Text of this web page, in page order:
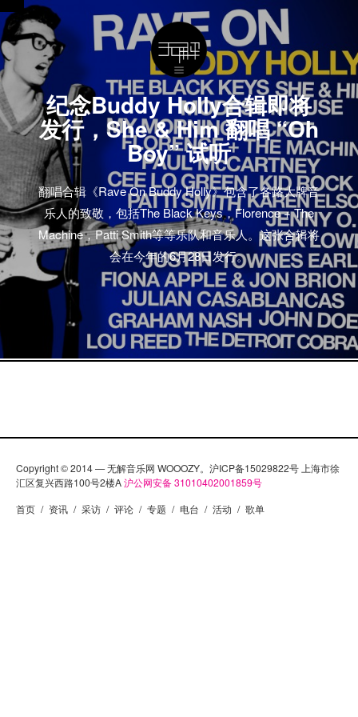
纪念Buddy Holly合辑即将
发行，She & Him 翻唱 “Oh
Boy” 试听
翻唱合辑《Rave On Buddy Holly》包含了各路大牌音
乐人的致敬，包括The Black Keys，Florence + The
Machine，Patti Smith等等乐队和音乐人。这张合辑将
会在今年的6月28日发行。
Copyright © 2014 — 无解音乐网 WOOOZY。沪ICP备15029822号 上海市徐
汇区复兴西路100号2楼A沪公网安备 31010402001859号
首页 / 资讯 / 采访 / 评论 / 专题 / 电台 / 活动 / 歌单